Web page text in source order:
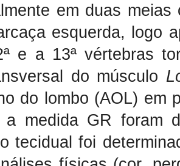
em duas
esquerda, logo
e a 13ª vértebras
do músculo
do lombo (AOL) em
medida GR foram
tecidual foi